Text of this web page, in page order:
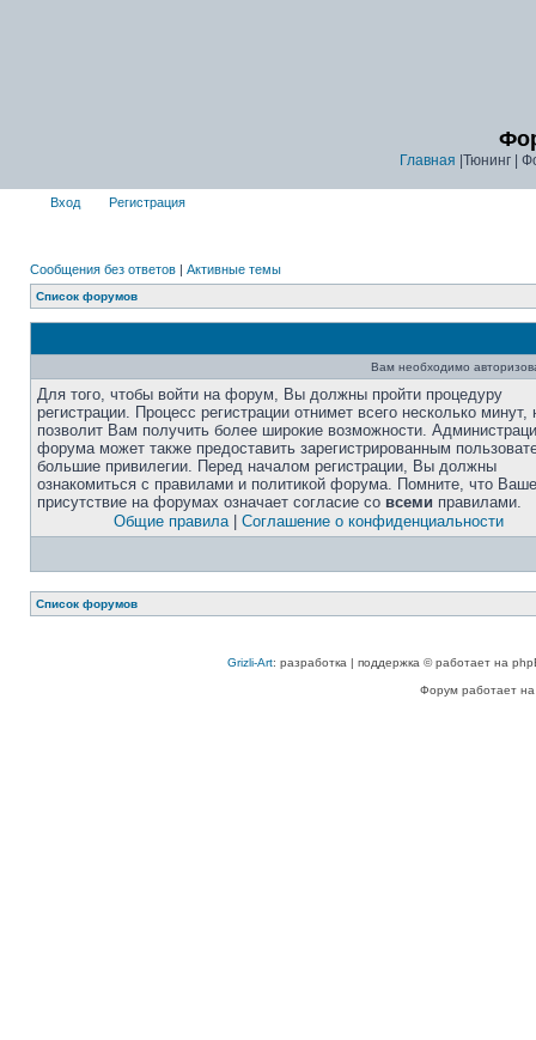
Главная |Тюнинг |
Вход Регистрация
Сообщения без ответов | Активные темы
Список форумов
Вам необходимо
Для того, чтобы войти на форум, Вы должны пройти процедуру
регистрации. Процесс регистрации отнимет всего несколько минут,
позволит Вам получить более широкие возможности.
форума может также предоставить зарегистрированным
большие привилегии. Перед началом регистрации, Вы должны
ознакомиться с правилами и политикой форума. Помните, что Ваше
присутствие на форумах означает согласие со всеми правилами.
Общие правила| Соглашение о конфиденциальности
Список форумов
Grizli-Art: разработка | поддержка © работает на
Форум работает